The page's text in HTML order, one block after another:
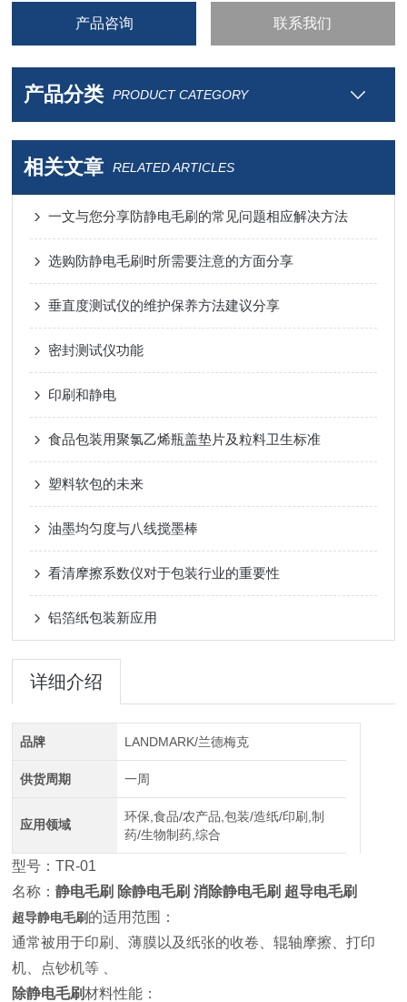
产品咨询 联系我们
产品分类 PRODUCT CATEGORY
相关文章 RELATED ARTICLES
一文与您分享防静电毛刷的常见问题相应解决方法
选购防静电毛刷时所需要注意的方面分享
垂直度测试仪的维护保养方法建议分享
密封测试仪功能
印刷和静电
食品包装用聚氯乙烯瓶盖垫片及粒料卫生标准
塑料软包的未来
油墨均匀度与八线搅墨棒
看清摩擦系数仪对于包装行业的重要性
铝箔纸包装新应用
详细介绍
品牌 LANDMARK/兰德梅克
供货周期 一周
应用领域
环保,食品/农产品,包装/造纸/印刷,制
药/生物制药,综合
型号：TR-01
名称：静电毛刷 除静电毛刷 消除静电毛刷 超导电毛刷
超导静电毛刷的适用范围：
通常被用于印刷、薄膜以及纸张的收卷、辊轴摩擦、打印
机、点钞机等 、
除静电毛刷材料性能：